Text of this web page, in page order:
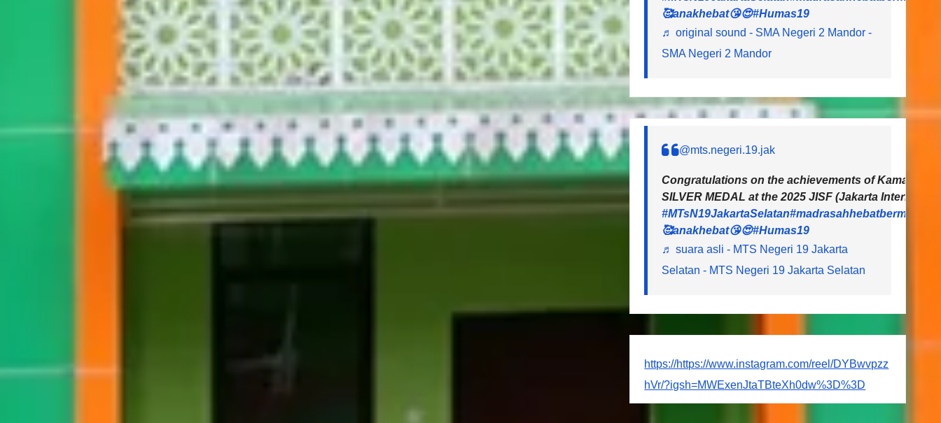
🥰anakhebat😘😍#Humas19
♬ original sound - SMA Negeri 2 Mandor -
SMA Negeri 2 Mandor
@mts.negeri.19.jak
Congratulations on the achievements of Kamal and
SILVER MEDAL at the 2025 JISF (Jakarta
#MTsN19JakartaSelatan
🥰anakhebat😘😍#Humas19
♬ suara asli - MTS Negeri 19 Jakarta
Selatan - MTS Negeri 19 Jakarta Selatan
https://https://www.instagram.com/reel/DYBwvpzz
hVr/?igsh=MWExenJtaTBteXh0dw%3D%3D